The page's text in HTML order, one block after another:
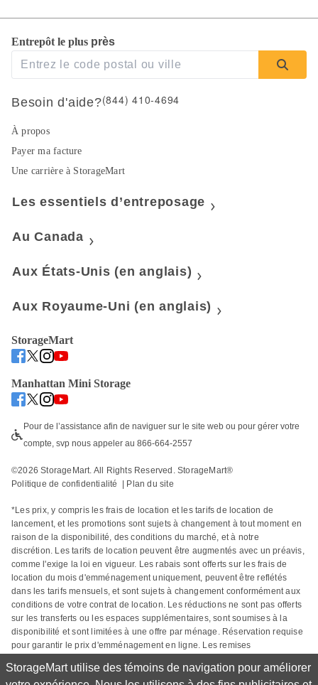
StorageMart utilise des témoins de navigation pour améliorer
Entrepôt le plus près
Besoin d'aide?(844) 410-4694
À propos
Payer ma facture
Une carrière à StorageMart
Les essentiels d’entreposage
Au Canada
Aux États-Unis (en anglais)
Aux Royaume-Uni (en anglais)
StorageMart
Manhattan Mini Storage
Pour de l’assistance afin de naviguer sur le site web ou pour gérer votre
compte, svp nous appeler au 866-664-2557
©2026 StorageMart. All Rights Reserved. StorageMart®
Politique de confidentialité
Plan du site
*Les prix, y compris les frais de location et les tarifs de location de
lancement, et les promotions sont sujets à changement à tout moment en
raison de la disponibilité, des conditions du marché, et à notre
discrétion. Les tarifs de location peuvent être augmentés avec un préavis,
comme l'exige la loi en vigueur. Les rabais sont offerts sur les frais de
location du mois d'emménagement uniquement, peuvent être reflétés
dans les tarifs mensuels, et sont sujets à changement conformément aux
conditions de votre contrat de location. Les réductions ne sont pas offerts
sur les transferts ou les espaces supplémentaires, sont soumises à la
disponibilité et sont limitées à une offre par ménage. Réservation requise
pour garantir le prix d'emménagement en ligne. Les remises
en cours, en fonction de la date de début de la location. Les tailles réelles